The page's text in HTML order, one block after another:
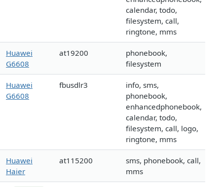
calendar, todo,
filesystem, call,
ringtone, mms
Huawei
G6608
at19200
phonebook,
filesystem
Huawei
G6608
fbusdlr3
info, sms,
phonebook,
enhancedphonebook,
calendar, todo,
filesystem, call, logo,
ringtone, mms
Huawei
Haier
at115200
sms, phonebook, call,
mms